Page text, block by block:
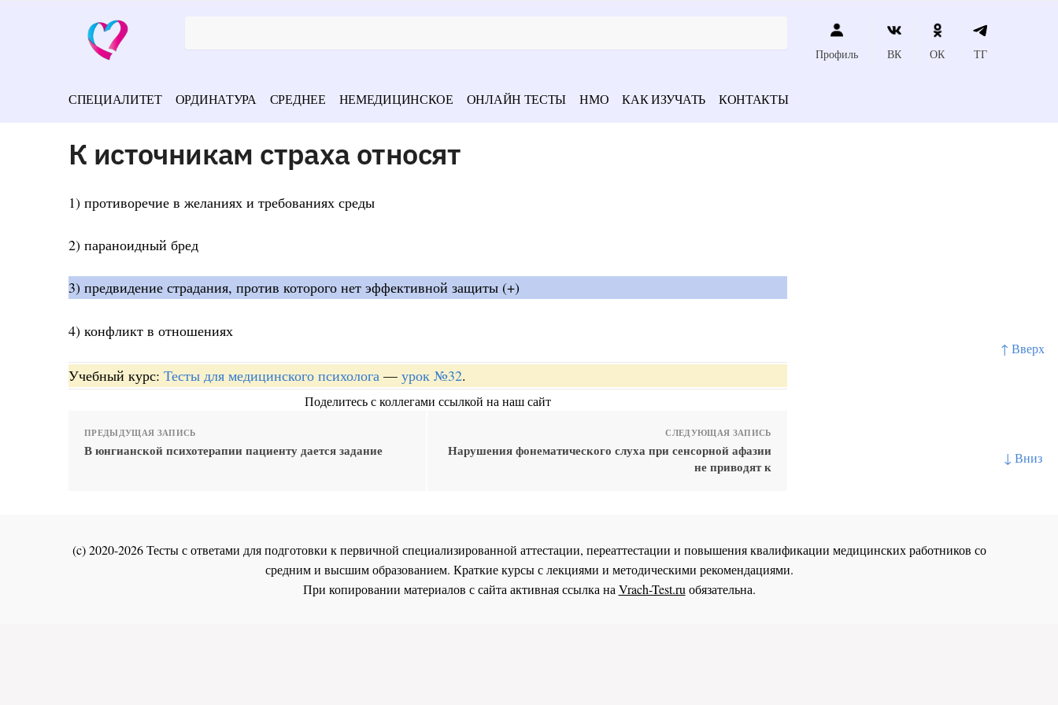
↑ Вверх
↓ Вниз
Профиль ВК ОК ТГ
СПЕЦИАЛИТЕТ ОРДИНАТУРА СРЕДНЕЕ НЕМЕДИЦИНСКОЕ ОНЛАЙН ТЕСТЫ НМО КАК ИЗУЧАТЬ КОНТАКТЫ
К источникам страха относят
1) противоречие в желаниях и требованиях среды
2) параноидный бред
3) предвидение страдания, против которого нет эффективной защиты (+)
4) конфликт в отношениях
Учебный курс: Тесты для медицинского психолога — урок №32.
Поделитесь с коллегами ссылкой на наш сайт
ПРЕДЫДУЩАЯ ЗАПИСЬ
В юнгианской психотерапии пациенту дается задание
СЛЕДУЮЩАЯ ЗАПИСЬ
Нарушения фонематического слуха при сенсорной афазии
не приводят к
(c) 2020-2026 Тесты с ответами для подготовки к первичной специализированной аттестации, переаттестации и повышения квалификации медицинских работников со
средним и высшим образованием. Краткие курсы с лекциями и методическими рекомендациями.
При копировании материалов с сайта активная ссылка наVrach-Test.ruобязательна.